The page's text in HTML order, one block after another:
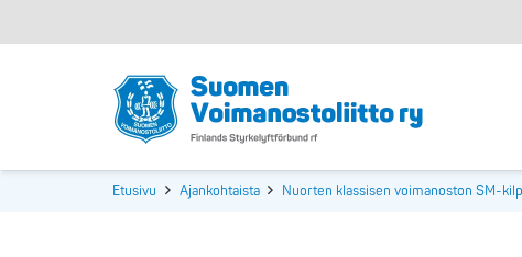
Etusivu Ajankohtaista Nuorten klassisen voimanoston SM-